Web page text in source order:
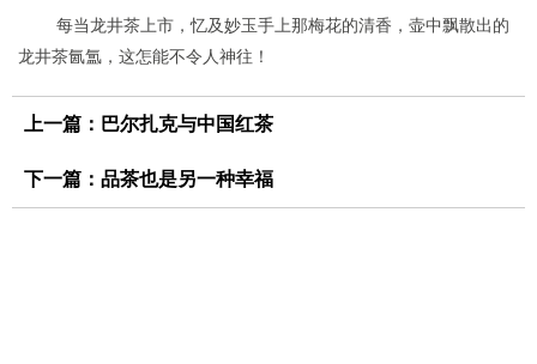
每当龙井茶上市，忆及妙玉手上那梅花的清香，壶中飘散出的
龙井茶氤氲，这怎能不令人神往！
上一篇： 巴尔扎克与中国红茶
下一篇： 品茶也是另一种幸福